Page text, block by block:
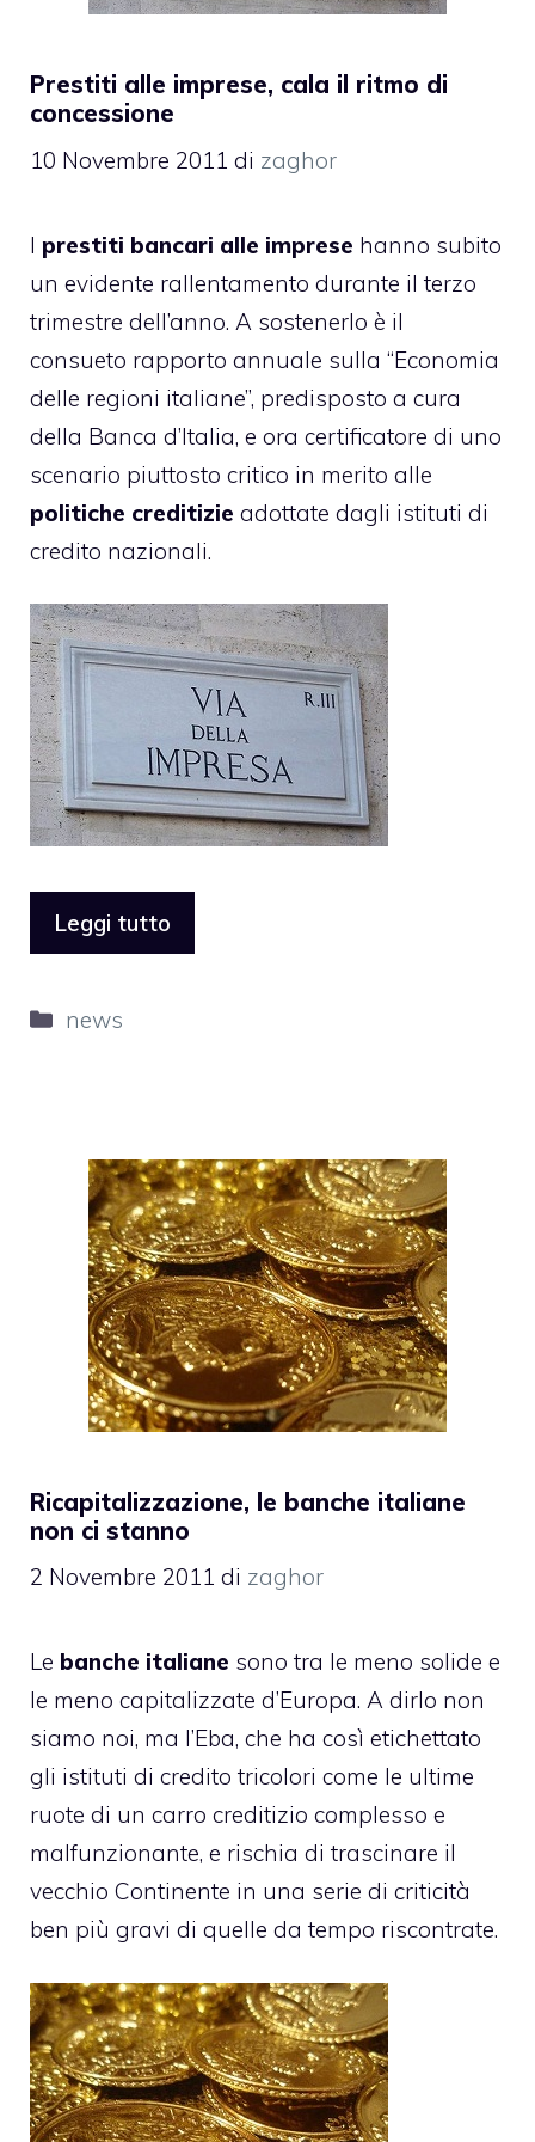
Prestiti alle imprese, cala il ritmo di
concessione
10 Novembre 2011 di zaghor
I prestiti bancari alle imprese hanno subito
un evidente rallentamento durante il terzo
trimestre dell’anno. A sostenerlo è il
consueto rapporto annuale sulla “Economia
delle regioni italiane”, predisposto a cura
della Banca d’Italia, e ora certificatore di uno
scenario piuttosto critico in merito alle
politiche creditizie adottate dagli istituti di
credito nazionali.
Leggi tutto
Categorie
news
Ricapitalizzazione, le banche italiane
non ci stanno
2 Novembre 2011 di zaghor
Le banche italiane sono tra le meno solide e
le meno capitalizzate d’Europa. A dirlo non
siamo noi, ma l’Eba, che ha così etichettato
gli istituti di credito tricolori come le ultime
ruote di un carro creditizio complesso e
malfunzionante, e rischia di trascinare il
vecchio Continente in una serie di criticità
ben più gravi di quelle da tempo riscontrate.